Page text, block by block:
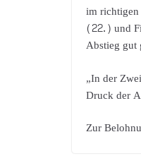
im richtigen
(22.) und
Abstieg gut
„In der
Druck der
Zur